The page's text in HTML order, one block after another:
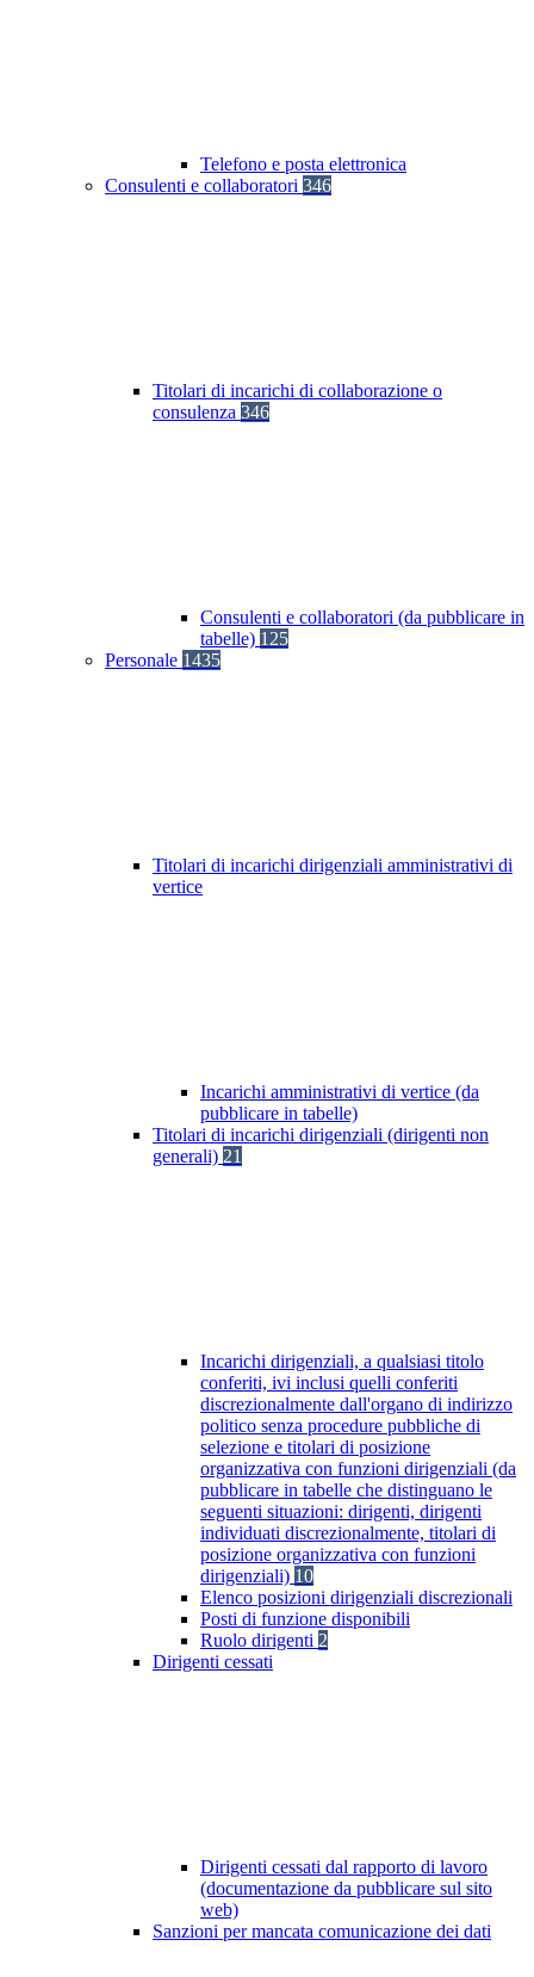
Telefono e posta elettronica
Consulenti e collaboratori 346
Titolari di incarichi di collaborazione o
consulenza 346
Consulenti e collaboratori (da pubblicare in
tabelle) 125
Personale 1435
Titolari di incarichi dirigenziali amministrativi di
vertice
Incarichi amministrativi di vertice (da
pubblicare in tabelle)
Titolari di incarichi dirigenziali (dirigenti non
generali) 21
Incarichi dirigenziali, a qualsiasi titolo
conferiti, ivi inclusi quelli conferiti
discrezionalmente dall'organo di indirizzo
politico senza procedure pubbliche di
selezione e titolari di posizione
organizzativa con funzioni dirigenziali (da
pubblicare in tabelle che distinguano le
seguenti situazioni: dirigenti, dirigenti
individuati discrezionalmente, titolari di
posizione organizzativa con funzioni
dirigenziali) 10
Elenco posizioni dirigenziali discrezionali
Posti di funzione disponibili
Ruolo dirigenti 2
Dirigenti cessati
Dirigenti cessati dal rapporto di lavoro
(documentazione da pubblicare sul sito
web)
Sanzioni per mancata comunicazione dei dati